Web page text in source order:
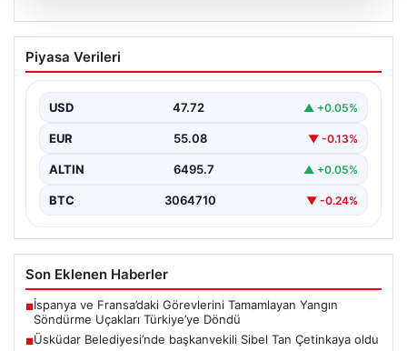
05.08.2026
Üsküdar Belediyesi’nde başkanvekili
Sibel Tan Çetinkaya oldu
Piyasa Verileri
USD 47.72 ▲ +0.05%
EUR 55.08 ▼ -0.13%
ALTIN 6495.7 ▲ +0.05%
BTC 3064710 ▼ -0.24%
Son Eklenen Haberler
■İspanya ve Fransa’daki Görevlerini Tamamlayan Yangın
Söndürme Uçakları Türkiye’ye Döndü
■Üsküdar Belediyesi’nde başkanvekili Sibel Tan Çetinkaya oldu